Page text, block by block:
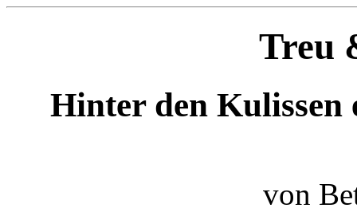
Treu
Hinter den Kulissen
von